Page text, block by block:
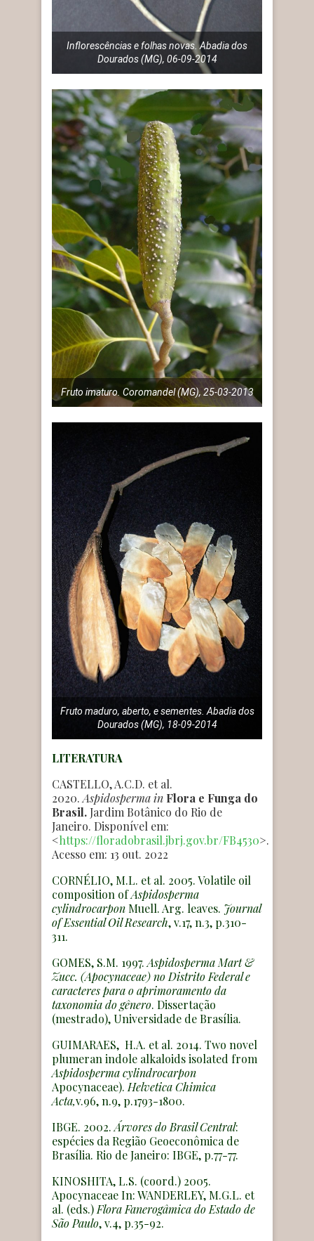
Inflorescências e folhas novas. Abadia dos
Dourados (MG), 06-09-2014
Fruto imaturo. Coromandel (MG), 25-03-2013
Fruto maduro, aberto, e sementes. Abadia dos
Dourados (MG), 18-09-2014
LITERATURA
CASTELLO, A.C.D. et al.
2020. Aspidospermain Flora e Funga do
Brasil. Jardim Botânico do Rio de
Janeiro. Disponível em:
<https://floradobrasil.jbrj.gov.br/FB4530>.
Acesso em: 13 out. 2022
CORNÉLIO, M.L. et al. 2005. Volatile oil
composition ofAspidosperma
cylindrocarpon Muell. Arg. leaves. Journal
of Essential Oil Research, v.17, n.3, p.310-
311.
GOMES, S.M. 1997. Aspidosperma Mart &
Zucc. (Apocynaceae) no Distrito Federal e
caracteres para o aprimoramento da
taxonomia do gênero. Dissertação
(mestrado), Universidade de Brasília.
GUIMARAES, H.A. et al. 2014. Two novel
plumeran indole alkaloids isolated from
Aspidosperma cylindrocarpon
Apocynaceae). Helvetica Chimica
Acta,v.96, n.9, p.1793-1800.
IBGE. 2002. Árvores do Brasil Central:
espécies da Região Geoeconômica de
Brasília. Rio de Janeiro: IBGE, p.77-77.
KINOSHITA, L.S. (coord.) 2005.
Apocynaceae In: WANDERLEY, M.G.L. et
al. (eds.) Flora Fanerogâmica do Estado de
São Paulo, v.4, p.35-92.